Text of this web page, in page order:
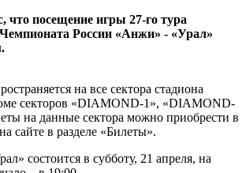
что посещение игры 27-го тура
России «Анжи» - «Урал»
на все сектора стадиона
секторов «DIAMOND-1», «DIAMOND-
на данные сектора можно приобрести в
сайте в разделе «Билеты».
состоится в субботу, 21 апреля, на